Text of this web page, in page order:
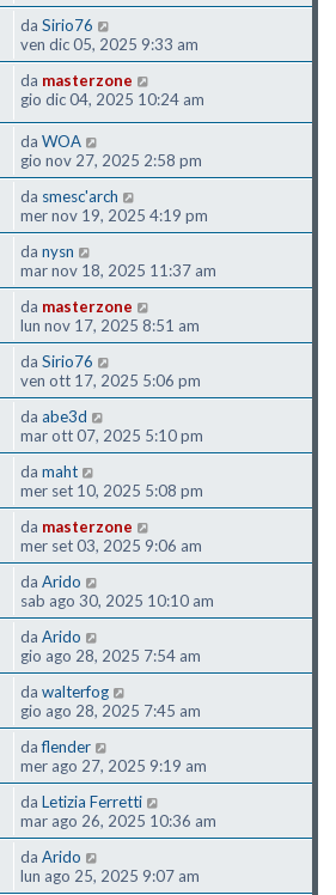
da Sirio76
ven dic 05, 2025 9:33 am
da masterzone
gio dic 04, 2025 10:24 am
da WOA
gio nov 27, 2025 2:58 pm
da smesc'arch
mer nov 19, 2025 4:19 pm
da nysn
mar nov 18, 2025 11:37 am
da masterzone
lun nov 17, 2025 8:51 am
da Sirio76
ven ott 17, 2025 5:06 pm
da abe3d
mar ott 07, 2025 5:10 pm
da maht
mer set 10, 2025 5:08 pm
da masterzone
mer set 03, 2025 9:06 am
da Arido
sab ago 30, 2025 10:10 am
da Arido
gio ago 28, 2025 7:54 am
da walterfog
gio ago 28, 2025 7:45 am
daflender
mer ago 27, 2025 9:19 am
da Letizia Ferretti
mar ago 26, 2025 10:36 am
da Arido
lun ago 25, 2025 9:07 am